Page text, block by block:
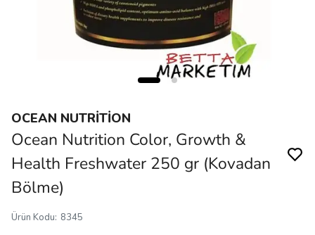
OCEAN NUTRİTİON
Ocean Nutrition Color, Growth &
Health Freshwater 250 gr (Kovadan
Bölme)
Ürün Kodu: 8345